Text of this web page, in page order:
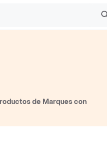
de Marques con